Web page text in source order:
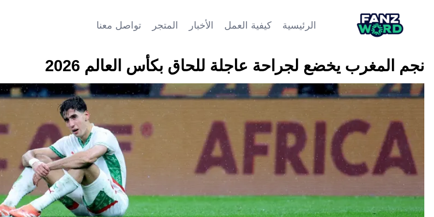
الرئيسية كيفية العمل الأخبار المتجر تواصل معنا
نجم المغرب يخضع لجراحة عاجلة للحاق بكأس العالم 2026